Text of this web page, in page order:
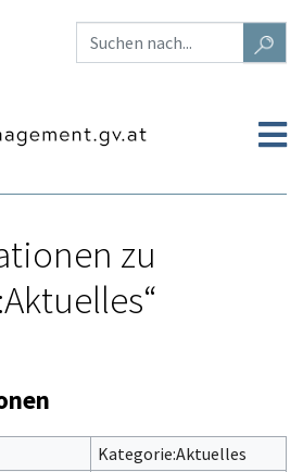
zu
Kategorie:Aktuelles